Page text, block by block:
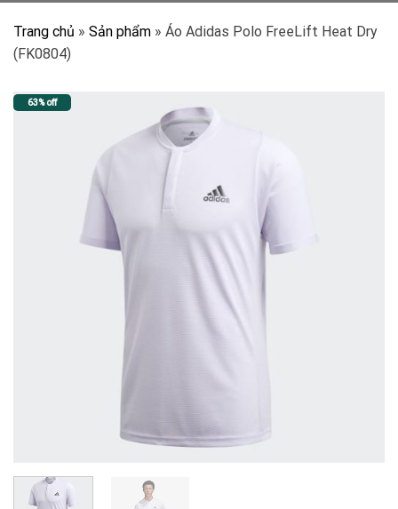
Trang chủ » Sản phẩm » Áo Adidas Polo FreeLift Heat Dry
(FK0804)
63% off